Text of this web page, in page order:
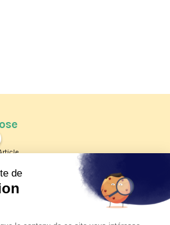
Les reportages d'été 2026 de KTO
La visite pastorale du pape Léon